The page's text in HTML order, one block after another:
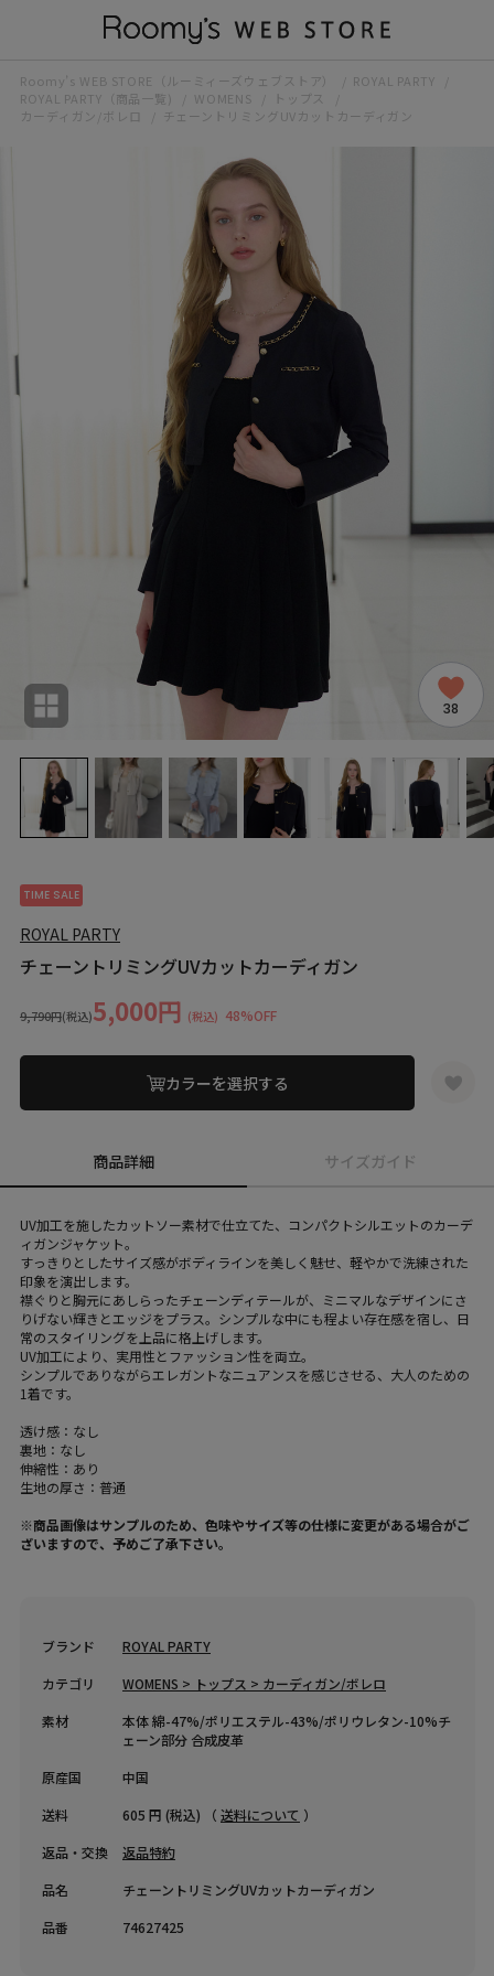
Roomy’s WEB STORE（ルーミィーズウェブストア）
ROYAL PARTY
ROYAL PARTY（商品一覧)
WOMENS
トップス
カーディガン/ボレロ
チェーントリミングUVカットカーディガン
38
TIME SALE
ROYAL PARTY
チェーントリミングUVカットカーディガン
9,790円(税込)5,000円 (税込) 48%OFF
カラーを選択する
商品詳細 サイズガイド
UV加工を施したカットソー素材で仕立てた、コンパクトシルエットのカーデ
ィガンジャケット。
すっきりとしたサイズ感がボディラインを美しく魅せ、軽やかで洗練された
印象を演出します。
襟ぐりと胸元にあしらったチェーンディテールが、ミニマルなデザインにさ
りげない輝きとエッジをプラス。シンプルな中にも程よい存在感を宿し、日
常のスタイリングを上品に格上げします。
UV加工により、実用性とファッション性を両立。
シンプルでありながらエレガントなニュアンスを感じさせる、大人のための
1着です。
透け感：なし
裏地：なし
伸縮性：あり
生地の厚さ：普通
※商品画像はサンプルのため、色味やサイズ等の仕様に変更がある場合がご
ざいますので、予めご了承下さい。
ブランド
ROYAL PARTY
カテゴリ
WOMENS > トップス > カーディガン/ボレロ
素材
本体 綿-47%/ポリエステル-43%/ポリウレタン-10%チ
ェーン部分 合成皮革
原産国
中国
送料
605 円 (税込) （ 送料について ）
返品・交換
返品特約
品名
チェーントリミングUVカットカーディガン
品番
74627425